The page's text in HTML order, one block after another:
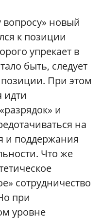
вопросу» новый
к позиции
упрекает в
быть, следует
При этом
идти
и
на
и поддержания
Что же
сотрудничество
при
уровне